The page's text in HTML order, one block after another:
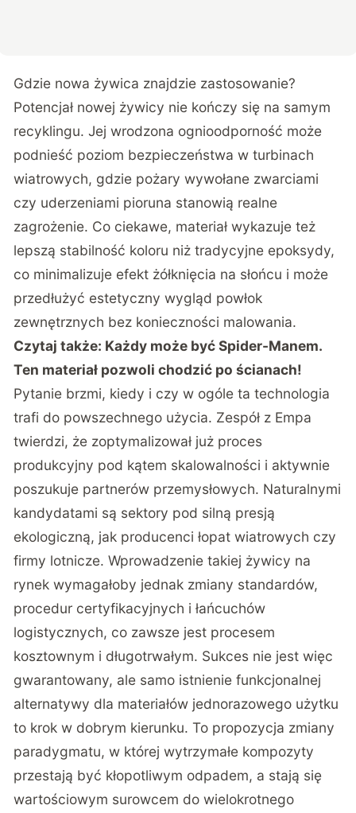
Gdzie nowa żywica znajdzie zastosowanie?
Potencjał nowej żywicy nie kończy się na samym
recyklingu. Jej wrodzona ognioodporność może
podnieść poziom bezpieczeństwa w turbinach
wiatrowych, gdzie pożary wywołane zwarciami
czy uderzeniami pioruna stanowią realne
zagrożenie. Co ciekawe, materiał wykazuje też
lepszą stabilność koloru niż tradycyjne epoksydy,
co minimalizuje efekt żółknięcia na słońcu i może
przedłużyć estetyczny wygląd powłok
zewnętrznych bez konieczności malowania.
Czytaj także: Każdy może być Spider-Manem.
Ten materiał pozwoli chodzić po ścianach!
Pytanie brzmi, kiedy i czy w ogóle ta technologia
trafi do powszechnego użycia. Zespół z Empa
twierdzi, że zoptymalizował już proces
produkcyjny pod kątem skalowalności i aktywnie
poszukuje partnerów przemysłowych. Naturalnymi
kandydatami są sektory pod silną presją
ekologiczną, jak producenci łopat wiatrowych czy
firmy lotnicze. Wprowadzenie takiej żywicy na
rynek wymagałoby jednak zmiany standardów,
procedur certyfikacyjnych i łańcuchów
logistycznych, co zawsze jest procesem
kosztownym i długotrwałym. Sukces nie jest więc
gwarantowany, ale samo istnienie funkcjonalnej
alternatywy dla materiałów jednorazowego użytku
to krok w dobrym kierunku. To propozycja zmiany
paradygmatu, w której wytrzymałe kompozyty
przestają być kłopotliwym odpadem, a stają się
wartościowym surowcem do wielokrotnego